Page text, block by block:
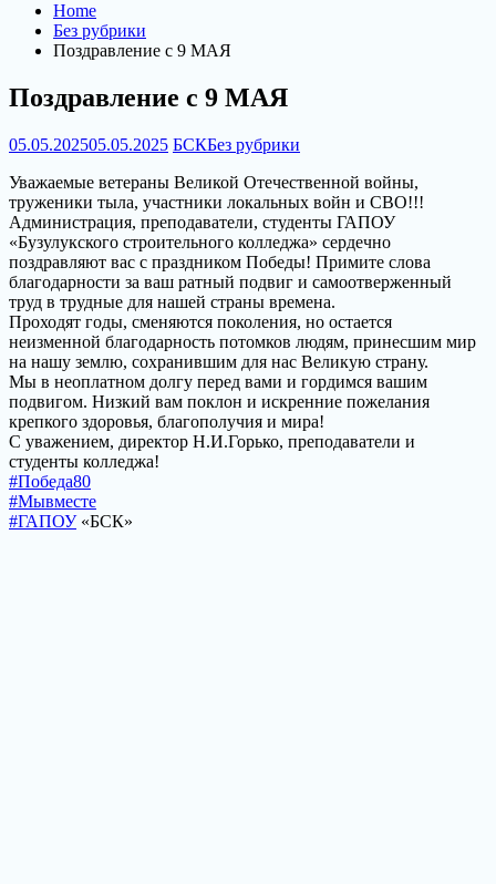
Home
Без рубрики
Поздравление с 9 МАЯ
Поздравление с 9 МАЯ
05.05.202505.05.2025 БСКБез рубрики
Уважаемые ветераны Великой Отечественной войны,
труженики тыла, участники локальных войн и СВО!!!
Администрация, преподаватели, студенты ГАПОУ
«Бузулукского строительного колледжа» сердечно
поздравляют вас с праздником Победы! Примите слова
благодарности за ваш ратный подвиг и самоотверженный
труд в трудные для нашей страны времена.
Проходят годы, сменяются поколения, но остается
неизменной благодарность потомков людям, принесшим мир
на нашу землю, сохранившим для нас Великую страну.
Мы в неоплатном долгу перед вами и гордимся вашим
подвигом. Низкий вам поклон и искренние пожелания
крепкого здоровья, благополучия и мира!
С уважением, директор Н.И.Горько, преподаватели и
студенты колледжа!
#Победа80
#Мывместе
#ГАПОУ«БСК»